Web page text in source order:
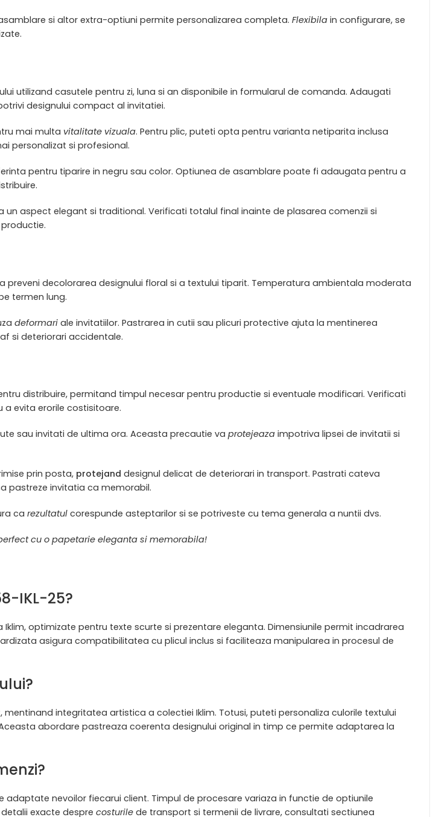
si altor extra-optiuni permite personalizarea completa. Flexibila in configurare, se
utilizand casutele pentru zi, luna si an disponibile in formularul de comanda. Adaugati
designului compact al invitatiei.
mai multa vitalitate vizuala. Pentru plic, puteti opta pentru varianta netiparita inclusa
personalizat si profesional.
pentru tiparire in negru sau color. Optiunea de asamblare poate fi adaugata pentru a
aspect elegant si traditional. Verificati totalul final inainte de plasarea comenzii si
preveni decolorarea designului floral si a textului tiparit. Temperatura ambientala moderata
termen lung.
deformari ale invitatiilor. Pastrarea in cutii sau plicuri protective ajuta la mentinerea
si deteriorari accidentale.
distribuire, permitand timpul necesar pentru productie si eventuale modificari. Verificati
evita erorile costisitoare.
sau invitati de ultima ora. Aceasta precautie va protejeaza impotriva lipsei de invitatii si
prin posta, protejand designul delicat de deteriorari in transport. Pastrati cateva
pastreze invitatia ca memorabil.
ca rezultatul corespunde asteptarilor si se potriveste cu tema generala a nuntii dvs.
cu o papetarie eleganta si memorabila!
IKL-25?
optimizate pentru texte scurte si prezentare eleganta. Dimensiunile permit incadrarea
asigura compatibilitatea cu plicul inclus si faciliteaza manipularea in procesul de
integritatea artistica a colectiei Iklim. Totusi, puteti personaliza culorile textului
abordare pastreaza coerenta designului original in timp ce permite adaptarea la
adaptate nevoilor fiecarui client. Timpul de procesare variaza in functie de optiunile
exacte despre costurile de transport si termenii de livrare, consultati sectiunea